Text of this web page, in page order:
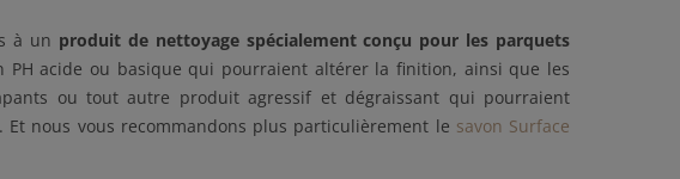
à un produit de nettoyage spécialement conçu pour les parquets
PH acide ou basique qui pourraient altérer la finition, ainsi que les
ou tout autre produit agressif et dégraissant qui pourraient
nous vous recommandons plus particulièrement le savon Surface